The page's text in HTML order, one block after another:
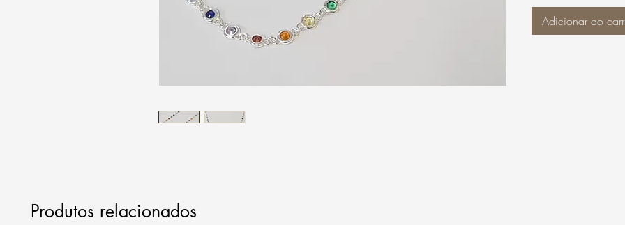
Adicionar ao
Produtos relacionados